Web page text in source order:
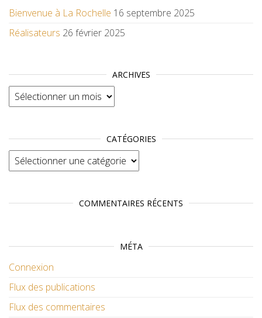
Bienvenue à La Rochelle 16 septembre 2025
Réalisateurs 26 février 2025
ARCHIVES
Archives
CATÉGORIES
Catégories
COMMENTAIRES RÉCENTS
MÉTA
Connexion
Flux des publications
Flux des commentaires